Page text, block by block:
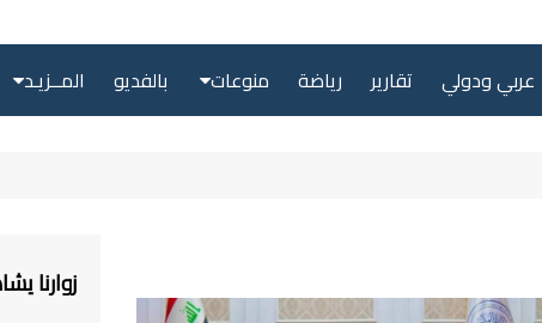
عربي ودولي تقارير رياضة منوعات
فن وثقافة
بالفديو المــزيـد
من نحن
زوارنا